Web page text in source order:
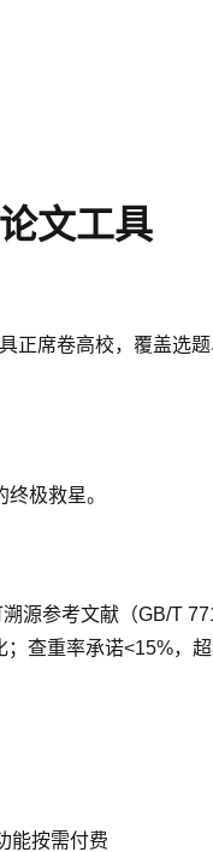
文工具
席卷高校，覆盖选
极救星。
考文献（GB/T
查重率承诺<15%，
能按需付费